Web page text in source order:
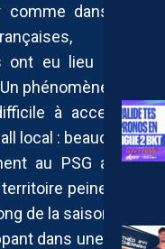
comme dans de
des
ont eu lieu pour
phénomène qui
à accepter
local : beaucoup
au PSG alors
peinent à
de la saison. Le
dans une ville